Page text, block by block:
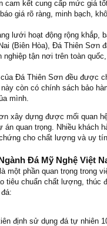
cam kết cung cấp mức giá
giá rõ ràng, minh bạch,
lưới hoạt động rộng khắp,
(Biên Hòa), Đá Thiên Sơn
tận nơi trên toàn
Đá Thiên Sơn đều được
còn có chính sách bảo
mình.
xây dựng được mối quan
quan trọng. Nhiều khách
cho chất lượng và uy
Đá Mỹ Nghệ Việt
một phần quan trọng trong
tiêu chuẩn chất lượng, thúc
định sử dụng đá tự nhiên